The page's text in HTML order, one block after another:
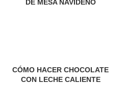
DE MESA NAVIDEÑO
CÓMO HACER CHOCOLATE
CON LECHE CALIENTE